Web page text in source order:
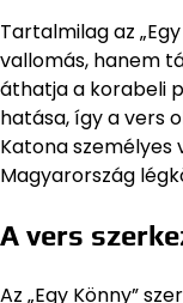
Tartalmilag az
vallomás, hanem
áthatja a korabeli
hatása, így a vers
Katona személyes
Magyarország
A vers
Az „Egy Könny”